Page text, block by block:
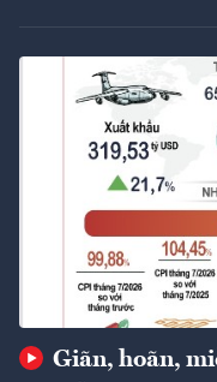
Giãn, hoãn,